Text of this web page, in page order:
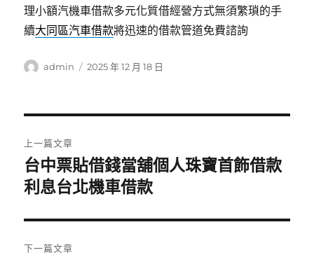
理小額汽機車借款多元化質借經營方式無須繁瑣的手
續大同區汽車借款將迅速的借款管道免費諮詢
作
admin
發
2025 年 12 月 18 日
章
導
覽
上一篇文章
上
一
文
章:
台中票貼借錢當舖個人珠寶首飾借款
利息台北機車借款
下一篇文章